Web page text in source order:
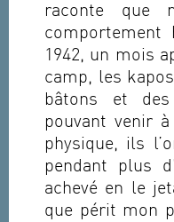
raconte que
comportement
1942, un mois
camp, les
bâtons et
pouvant venir
physique, ils
pendant plus
achevé en le
que périt mon